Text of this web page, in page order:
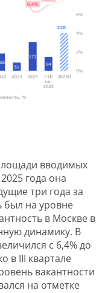
вводимых
года она
три года за
был на уровне
в Москве в
динамику. В
с 6,4% до
в III квартале
вакантности
на отметке